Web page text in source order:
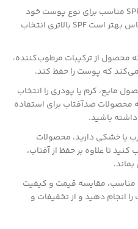
SPF مناسب: انتخاب محصولی با SPF مناسب برای نوع پوست خود
اهمیت دارد. برای پوست‌های حساس بهتر است SPF بالاتری انتخاب
از ترکیبات مرطوب‌کننده،
که پوست را حفظ کند.
مایع، کرم یا پودری را انتخاب
ضدآفتاب برای استفاده
باشید.
یا خشکی دارید، محصولات
تا علاوه بر حفظ از آفتاب،
مقایسه قیمت و کیفیت
انجام دهید و از تخفیفات و